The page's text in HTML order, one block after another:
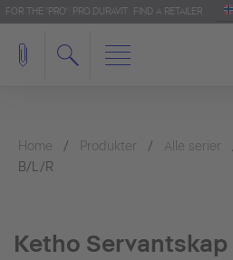
FOR THE 'PRO': PRO.DURAVIT FIND A RETAILER
Home Produkter Alle serier
B/L/R
Ketho